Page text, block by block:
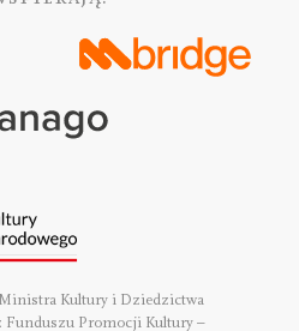
Kultury i Dziedzictwa
Funduszu Promocji Kultury –